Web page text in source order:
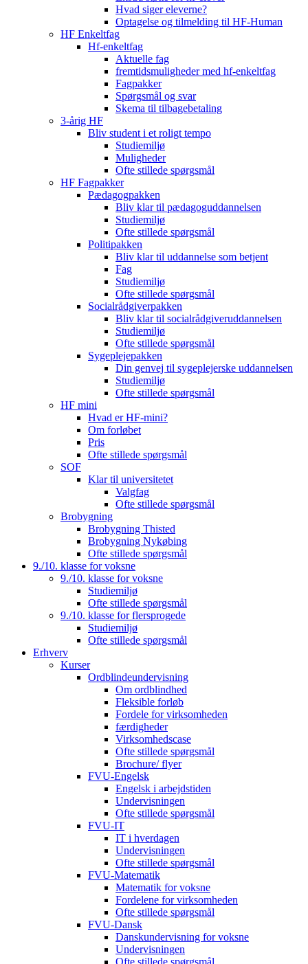
Hvad siger eleverne?
Optagelse og tilmelding til HF‑Human
HF Enkeltfag
Hf-enkeltfag
Aktuelle fag
fremtidsmuligheder med hf-enkeltfag
Fagpakker
Spørgsmål og svar
Skema til tilbagebetaling
3-årig HF
Bliv student i et roligt tempo
Studiemiljø
Muligheder
Ofte stillede spørgsmål
HF Fagpakker
Pædagogpakken
Bliv klar til pædagoguddannelsen
Studiemiljø
Ofte stillede spørgsmål
Politipakken
Bliv klar til uddannelse som betjent
Fag
Studiemiljø
Ofte stillede spørgsmål
Socialrådgiverpakken
Bliv klar til socialrådgiveruddannelsen
Studiemiljø
Ofte stillede spørgsmål
Sygeplejepakken
Din genvej til sygeplejerske uddannelsen
Studiemiljø
Ofte stillede spørgsmål
HF mini
Hvad er HF-mini?
Om forløbet
Pris
Ofte stillede spørgsmål
SOF
Klar til universitetet
Valgfag
Ofte stillede spørgsmål
Brobygning
Brobygning Thisted
Brobygning Nykøbing
Ofte stillede spørgsmål
9./10. klasse for voksne
9./10. klasse for voksne
Studiemiljø
Ofte stillede spørgsmål
9./10. klasse for flersprogede
Studiemiljø
Ofte stillede spørgsmål
Erhverv
Kurser
Ordblindeundervisning
Om ordblindhed
Fleksible forløb
Fordele for virksomheden
færdigheder
Virksomhedscase
Ofte stillede spørgsmål
Brochure/ flyer
FVU-Engelsk
Engelsk i arbejdstiden
Undervisningen
Ofte stillede spørgsmål
FVU-IT
IT i hverdagen
Undervisningen
Ofte stillede spørgsmål
FVU-Matematik
Matematik for voksne
Fordelene for virksomheden
Ofte stillede spørgsmål
FVU-Dansk
Danskundervisning for voksne
Undervisningen